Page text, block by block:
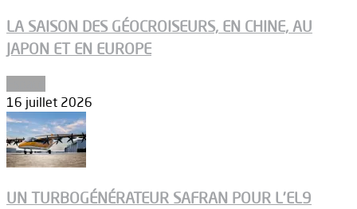
LA SAISON DES GÉOCROISEURS, EN CHINE, AU
JAPON ET EN EUROPE
16 juillet 2026
UN TURBOGÉNÉRATEUR SAFRAN POUR L’EL9